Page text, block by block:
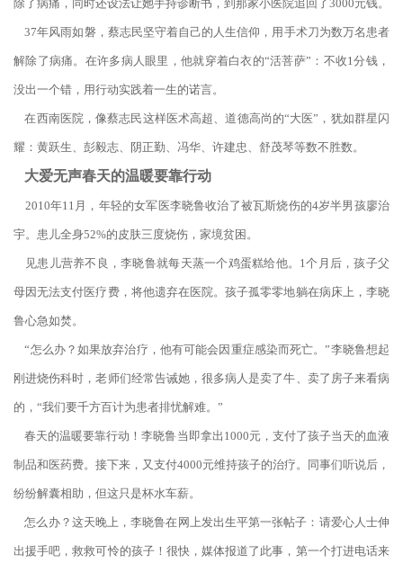
除了病痛，同时还设法让她手持诊断书，到那家小医院追回了3000元钱。
37年风雨如磐，蔡志民坚守着自己的人生信仰，用手术刀为数万名患者
解除了病痛。在许多病人眼里，他就穿着白衣的“活菩萨”：不收1分钱，
没出一个错，用行动实践着一生的诺言。
在西南医院，像蔡志民这样医术高超、道德高尚的“大医”，犹如群星闪
耀：黄跃生、彭毅志、阴正勤、冯华、许建忠、舒茂琴等数不胜数。
大爱无声春天的温暖要靠行动
2010年11月，年轻的女军医李晓鲁收治了被瓦斯烧伤的4岁半男孩廖治
宇。患儿全身52%的皮肤三度烧伤，家境贫困。
见患儿营养不良，李晓鲁就每天蒸一个鸡蛋糕给他。1个月后，孩子父
母因无法支付医疗费，将他遗弃在医院。孩子孤零零地躺在病床上，李晓
鲁心急如焚。
“怎么办？如果放弃治疗，他有可能会因重症感染而死亡。”李晓鲁想起
刚进烧伤科时，老师们经常告诫她，很多病人是卖了牛、卖了房子来看病
的，“我们要千方百计为患者排忧解难。”
春天的温暖要靠行动！李晓鲁当即拿出1000元，支付了孩子当天的血液
制品和医药费。接下来，又支付4000元维持孩子的治疗。同事们听说后，
纷纷解囊相助，但这只是杯水车薪。
怎么办？这天晚上，李晓鲁在网上发出生平第一张帖子：请爱心人士伸
出援手吧，救救可怜的孩子！很快，媒体报道了此事，第一个打进电话来